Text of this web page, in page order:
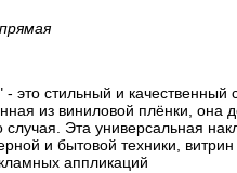
стильный и качественный
из виниловой плёнки, она
Эта универсальная
и бытовой техники,
аппликаций